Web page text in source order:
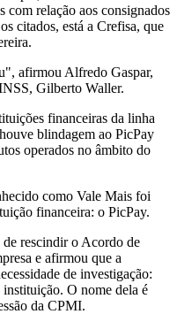
com relação aos consignados
citados, está a Crefisa, que
afirmou Alfredo Gaspar,
Gilberto Waller.
financeiras da linha
blindagem ao PicPay
operados no âmbito do
como Vale Mais foi
financeira: o PicPay.
rescindir o Acordo de
e afirmou que a
de investigação:
O nome dela é
da CPMI.